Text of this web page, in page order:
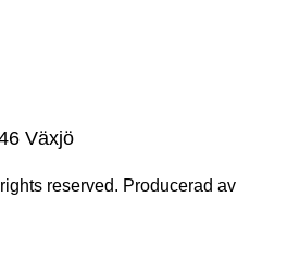
Växjö
reserved. Producerad av